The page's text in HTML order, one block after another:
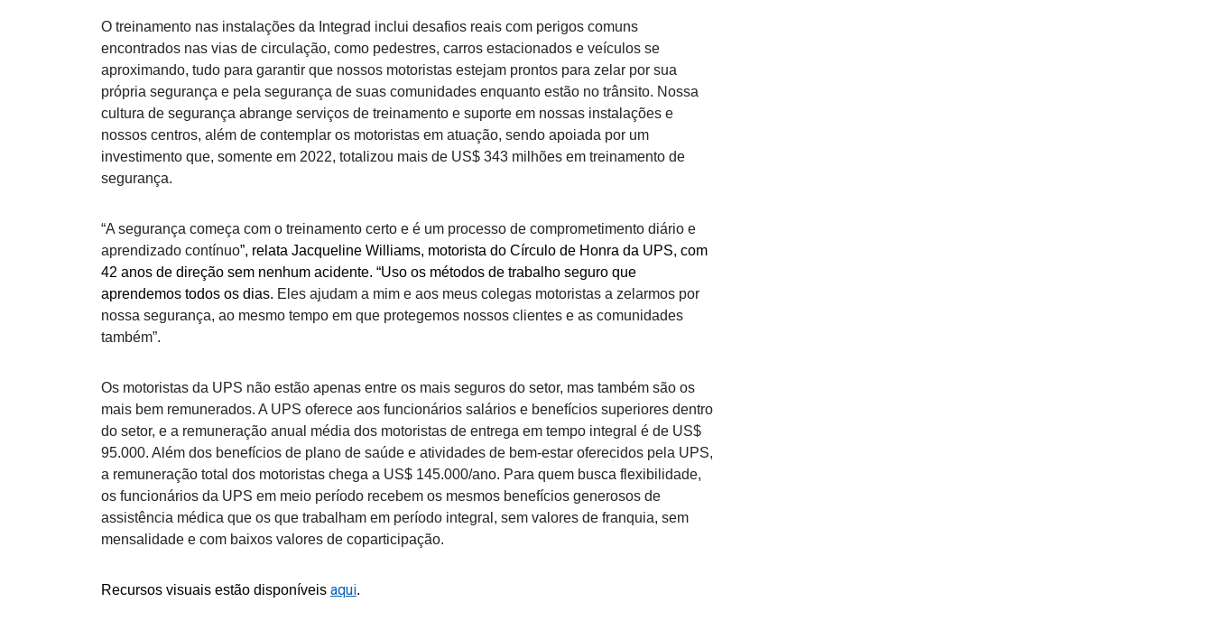
O treinamento nas instalações da Integrad inclui desafios reais com perigos comuns
encontrados nas vias de circulação, como pedestres, carros estacionados e veículos se
aproximando, tudo para garantir que nossos motoristas estejam prontos para zelar por sua
própria segurança e pela segurança de suas comunidades enquanto estão no trânsito. Nossa
cultura de segurança abrange serviços de treinamento e suporte em nossas instalações e
nossos centros, além de contemplar os motoristas em atuação, sendo apoiada por um
investimento que, somente em 2022, totalizou mais de US$ 343 milhões em treinamento de
segurança.
“A segurança começa com o treinamento certo e é um processo de comprometimento diário e
aprendizado contínuo”, relata Jacqueline Williams, motorista do Círculo de Honra da UPS, com
42 anos de direção sem nenhum acidente. “Uso os métodos de trabalho seguro que
aprendemos todos os dias. Eles ajudam a mim e aos meus colegas motoristas a zelarmos por
nossa segurança, ao mesmo tempo em que protegemos nossos clientes e as comunidades
também”.
Os motoristas da UPS não estão apenas entre os mais seguros do setor, mas também são os
mais bem remunerados. A UPS oferece aos funcionários salários e benefícios superiores dentro
do setor, e a remuneração anual média dos motoristas de entrega em tempo integral é de US$
95.000. Além dos benefícios de plano de saúde e atividades de bem-estar oferecidos pela UPS,
a remuneração total dos motoristas chega a US$ 145.000/ano. Para quem busca flexibilidade,
os funcionários da UPS em meio período recebem os mesmos benefícios generosos de
assistência médica que os que trabalham em período integral, sem valores de franquia, sem
mensalidade e com baixos valores de coparticipação.
Recursos visuais estão disponíveis aqui.